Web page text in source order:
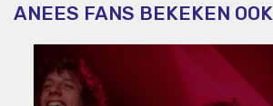
ANEES FANS BEKEKEN OOK